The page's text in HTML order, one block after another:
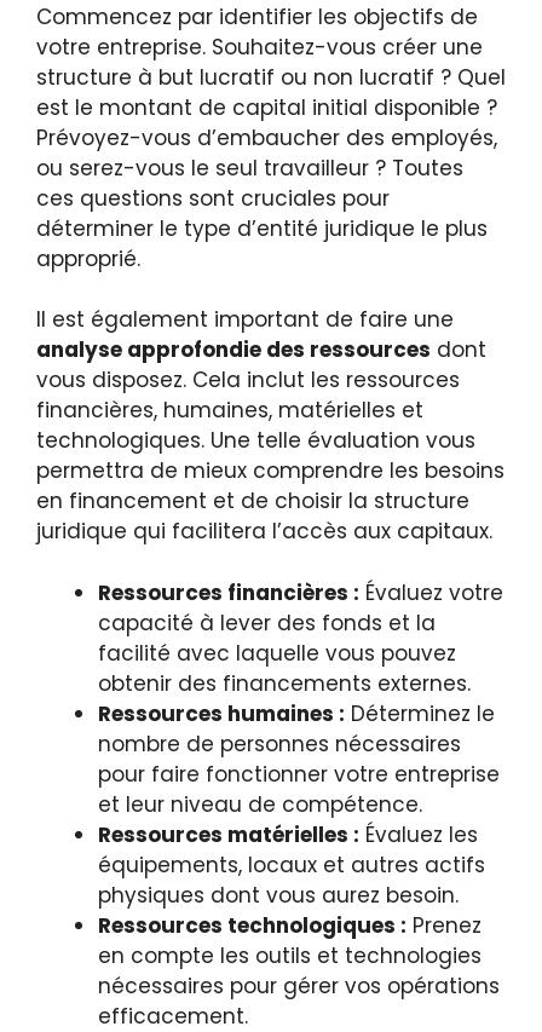
Commencez par identifier les objectifs de
votre entreprise. Souhaitez-vous créer une
structure à but lucratif ou non lucratif ? Quel
est le montant de capital initial disponible ?
Prévoyez-vous d’embaucher des employés,
ou serez-vous le seul travailleur ? Toutes
ces questions sont cruciales pour
déterminer le type d’entité juridique le plus
approprié.
Il est également important de faire une
analyse approfondie des ressources dont
vous disposez. Cela inclut les ressources
financières, humaines, matérielles et
technologiques. Une telle évaluation vous
permettra de mieux comprendre les besoins
en financement et de choisir la structure
juridique qui facilitera l’accès aux capitaux.
Ressources financières : Évaluez votre
capacité à lever des fonds et la
facilité avec laquelle vous pouvez
obtenir des financements externes.
Ressources humaines : Déterminez le
nombre de personnes nécessaires
pour faire fonctionner votre entreprise
et leur niveau de compétence.
Ressources matérielles : Évaluez les
équipements, locaux et autres actifs
physiques dont vous aurez besoin.
Ressources technologiques : Prenez
en compte les outils et technologies
nécessaires pour gérer vos opérations
efficacement.